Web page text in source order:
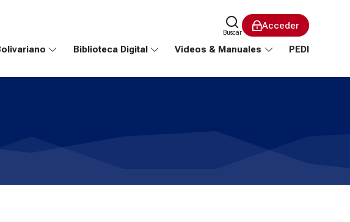
Biblioteca Digital Videos & Manuales PEDI
Buscar
Acceder